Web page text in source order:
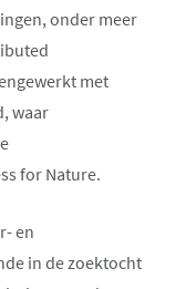
onder meer
met
waar
for Nature.
en
in de zoektocht